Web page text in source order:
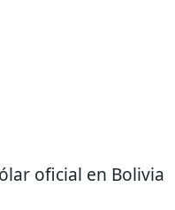
oficial en Bolivia